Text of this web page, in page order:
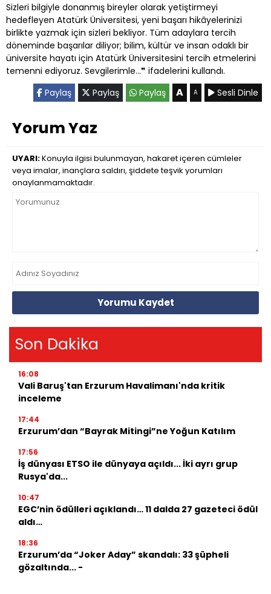
Sizleri bilgiyle donanmış bireyler olarak yetiştirmeyi
hedefleyen Atatürk Üniversitesi, yeni başarı hikâyelerinizi
birlikte yazmak için sizleri bekliyor. Tüm adaylara tercih
döneminde başarılar diliyor; bilim, kültür ve insan odaklı bir
üniversite hayatı için Atatürk Üniversitesini tercih etmelerini
temenni ediyoruz. Sevgilerimle…❞ ifadelerini kullandı.
Paylaş
Paylaş Paylaş A A Sesli Dinle
Yorum Yaz
UYARI:Konuyla ilgisi bulunmayan, hakaret içeren cümleler
veya imalar, inançlara saldırı, şiddete teşvik yorumları
onaylanmamaktadır.
Yorumu Kaydet
Son Dakika
16:08
Vali Baruş'tan Erzurum Havalimanı'nda kritik
inceleme
17:44
Erzurum’dan “Bayrak Mitingi”ne Yoğun Katılım
17:56
İş dünyası ETSO ile dünyaya açıldı... İki ayrı grup
Rusya'da...
10:47
EGC’nin ödülleri açıklandı… 11 dalda 27 gazeteci ödül
aldı…
18:36
Erzurum’da “Joker Aday” skandalı: 33 şüpheli
gözaltında... -